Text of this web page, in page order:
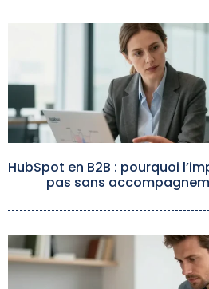
HubSpot en B2B : pourquoi
pas sans